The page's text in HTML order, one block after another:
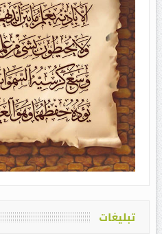
تبلیغات